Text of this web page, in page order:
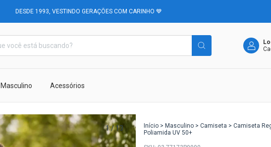
DESDE 1993, VESTINDO GERAÇÕES COM CARINHO 💙
Masculino Acessórios
1/13 Início > Masculino > Camiseta > Camiseta
Poliamida UV 50+